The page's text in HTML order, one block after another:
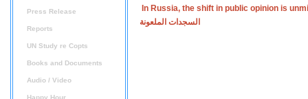
Press Release
Reports
UN Study re Copts
Books and Documents
Audio / Video
Happy Hour
In Russia, the shift in public opinion is
السجدات الملعونة